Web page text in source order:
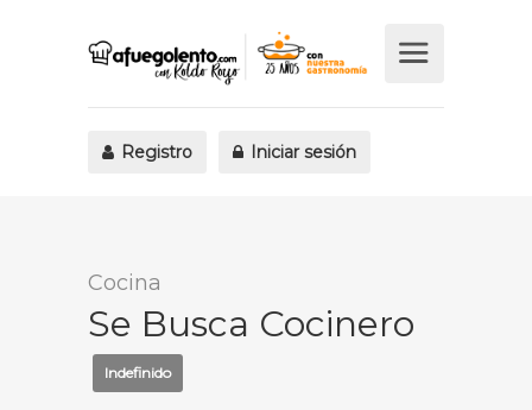
Registro Iniciar sesión
Cocina
Se Busca Cocinero
Indefinido